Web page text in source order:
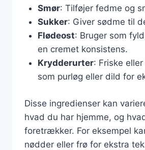
Smør: Tilføjer fedme og
Sukker: Giver sødme til
Flødeost: Bruger som
en cremet konsistens.
Krydderurter: Friske
som purløg eller dild for
Disse ingredienser kan
hvad du har hjemme, og
foretrækker. For eksempel
nødder eller frø for ekstra